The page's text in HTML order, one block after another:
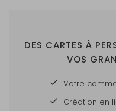
DES CARTES À
VOS
Votre
Création en